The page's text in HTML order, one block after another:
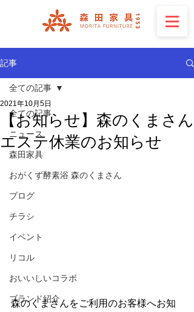
記事
全ての記事
ニュース
森田家具
おがくず酵素浴 森のくまさん
ブログ
チラシ
イベント
リコル
おいいしいコラボ
ブランド紹介
全ての記事
【お知らせ】森のくまさん
エステ休業のお知らせ
2021年10月5日
森のくまさんをご利用のお客様へお知